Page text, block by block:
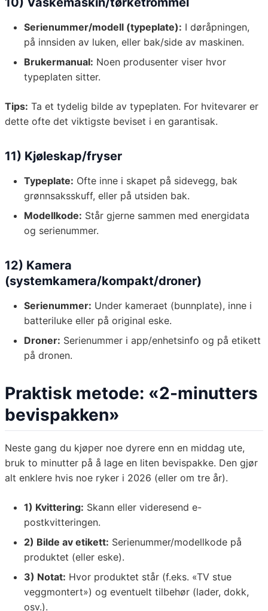
Serienummer/modell (typeplate): I døråpningen,
på innsiden av luken, eller bak/side av maskinen.
Brukermanual: Noen produsenter viser hvor
typeplaten sitter.
Tips: Ta et tydelig bilde av typeplaten. For hvitevarer er
dette ofte det viktigste beviset i en garantisak.
11) Kjøleskap/fryser
Typeplate: Ofte inne i skapet på sidevegg, bak
grønnsaksskuff, eller på utsiden bak.
Modellkode: Står gjerne sammen med energidata
og serienummer.
12) Kamera
(systemkamera/kompakt/droner)
Serienummer: Under kameraet (bunnplate), inne i
batteriluke eller på original eske.
Droner: Serienummer i app/enhetsinfo og på etikett
på dronen.
Praktisk metode: «2-minutters
bevispakken»
Neste gang du kjøper noe dyrere enn en middag ute,
bruk to minutter på å lage en liten bevispakke. Den gjør
alt enklere hvis noe ryker i 2026 (eller om tre år).
1) Kvittering: Skann eller videresend e-
postkvitteringen.
2) Bilde av etikett: Serienummer/modellkode på
produktet (eller eske).
3) Notat: Hvor produktet står (f.eks. «TV stue
veggmontert») og eventuelt tilbehør (lader, dokk,
osv.).